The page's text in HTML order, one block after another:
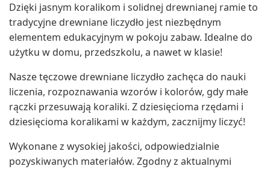
Dzięki jasnym koralikom i solidnej drewnianej ramie to
tradycyjne drewniane liczydło jest niezbędnym
elementem edukacyjnym w pokoju zabaw. Idealne do
użytku w domu, przedszkolu, a nawet w klasie!
Nasze tęczowe drewniane liczydło zachęca do nauki
liczenia, rozpoznawania wzorów i kolorów, gdy małe
rączki przesuwają koraliki. Z dziesięcioma rzędami i
dziesięcioma koralikami w każdym, zacznijmy liczyć!
Wykonane z wysokiej jakości, odpowiedzialnie
pozyskiwanych materiałów. Zgodny z aktualnymi